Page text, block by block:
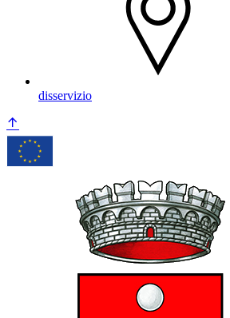
disservizio